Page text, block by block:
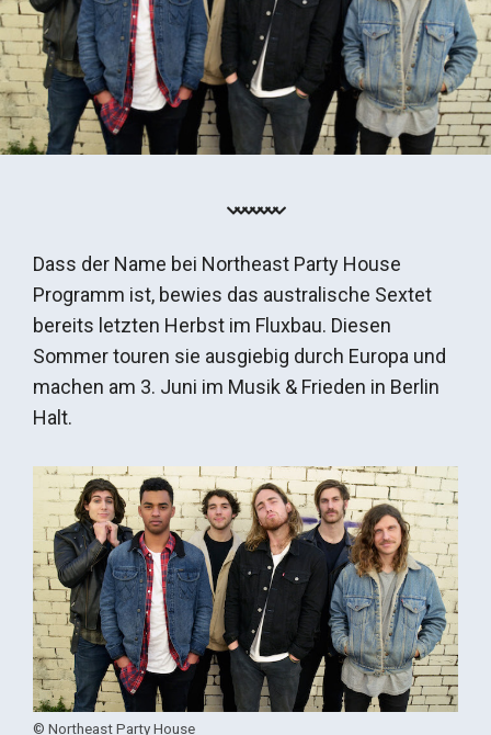
Dass der Name bei Northeast Party House
Programm ist, bewies das australische Sextet
bereits letzten Herbst im Fluxbau. Diesen
Sommer touren sie ausgiebig durch Europa und
machen am 3. Juni im Musik & Frieden in Berlin
Halt.
© Northeast Party House